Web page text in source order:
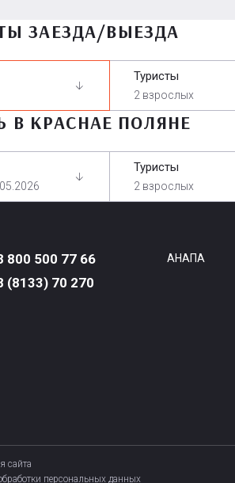
ЗАЕЗДА/ВЫЕЗДА
Туристы
2 взрослых
В КРАСНАЕ ПОЛЯНЕ
Туристы
2 взрослых
800 500 77 66
(8133) 70 270
АНАПА
сайта
персональных данных